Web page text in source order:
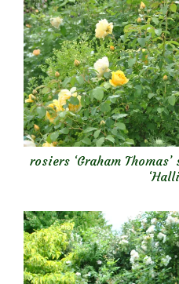
rosiers ‘Graham